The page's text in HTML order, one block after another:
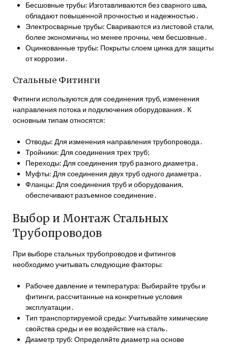
Бесшовные трубы: Изготавливаются без сварного шва,
обладают повышенной прочностью и надежностью․
Электросварные трубы: Свариваются из листовой стали,
более экономичны, но менее прочны, чем бесшовные․
Оцинкованные трубы: Покрыты слоем цинка для защиты
от коррозии․
Стальные Фитинги
Фитинги используются для соединения труб, изменения
направления потока и подключения оборудования․ К
основным типам относятся:
Отводы: Для изменения направления трубопровода․
Тройники: Для соединения трех труб;
Переходы: Для соединения труб разного диаметра․
Муфты: Для соединения двух труб одного диаметра․
Фланцы: Для соединения труб и оборудования,
обеспечивают разъемное соединение․
Выбор и Монтаж Стальных
Трубопроводов
При выборе стальных трубопроводов и фитингов
необходимо учитывать следующие факторы:
Рабочее давление и температура: Выбирайте трубы и
фитинги, рассчитанные на конкретные условия
эксплуатации․
Тип транспортируемой среды: Учитывайте химические
свойства среды и ее воздействие на сталь․
Диаметр труб: Определяйте диаметр на основе